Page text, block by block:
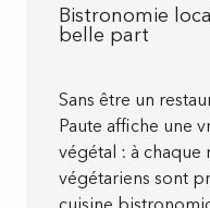
Bistronomie
belle part
Sans être un
Paute affiche une
végétal : à chaque
végétariens sont